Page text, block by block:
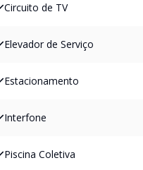
Circuito de TV
Elevador de Serviço
Estacionamento
Interfone
Piscina Coletiva